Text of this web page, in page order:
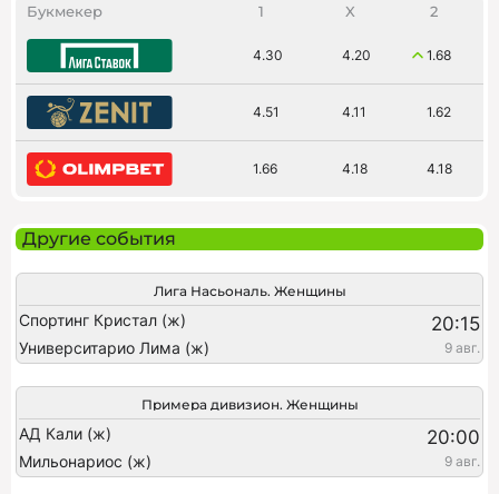
Букмекер 1 X 2
4.30 4.20 1.68
4.51 4.11 1.62
1.66 4.18 4.18
Другие события
Лига Насьональ. Женщины
Спортинг Кристал (ж) 20:15
Университарио Лима (ж) 9 авг.
Примера дивизион. Женщины
АД Кали (ж) 20:00
Мильонариос (ж) 9 авг.